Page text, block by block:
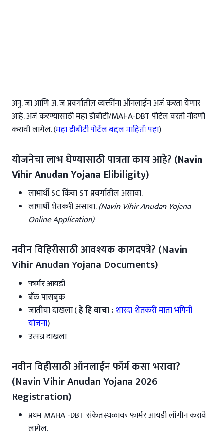
अनु. जा आणि अ. ज प्रवर्गातील व्यक्तींना ऑनलाईन अर्ज करता येणार
आहे. अर्ज करण्यासाठी महा डीबीटी/MAHA-DBT पोर्टल वरती नोंदणी
करावी लागेल. (महा डीबीटी पोर्टल बद्दल माहिती पहा)
योजनेचा लाभ घेण्यासाठी पात्रता काय आहे? (Navin
Vihir Anudan Yojana Elibiligity)
लाभार्थी SC किंवा ST प्रवर्गातील असावा.
लाभार्थी शेतकरी असावा.(Navin Vihir Anudan Yojana
Online Application)
नवीन विहिरीसाठी आवश्यक कागदपत्रे? (Navin
Vihir Anudan Yojana Documents)
फार्मर आयडी
बँक पासबुक
जातीचा दाखला (हे हि वाचा :शारदा शेतकरी माता भगिनी
योजना)
उत्पन्न दाखला
नवीन विहीसाठी ऑनलाईन फॉर्म कसा भरावा?
(Navin Vihir Anudan Yojana 2026
Registration)
प्रथम MAHA -DBT संकेतस्थळावर फार्मर आयडी लॉगीन करावे
लागेल.